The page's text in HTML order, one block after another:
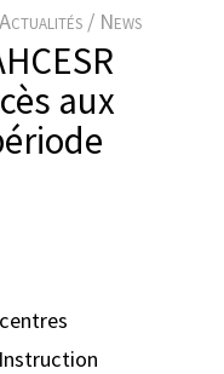
Actualités / News
aux